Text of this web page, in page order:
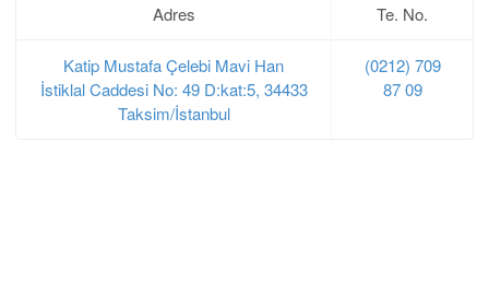
Adres Te. No.
Katip Mustafa Çelebi Mavi Han
İstiklal Caddesi No: 49 D:kat:5, 34433
Taksim/İstanbul
(0212) 709
87 09